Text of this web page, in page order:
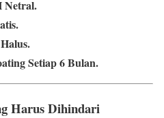
Netral.
Setiap 6 Bulan.
Harus Dihindari